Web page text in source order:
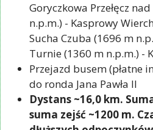
Goryczkowa Przełęcz
n.p.m.) - Kasprowy
Sucha Czuba (1696 m
Turnie (1360 m n.p.m.) -
Przejazd busem (płatne
do ronda Jana Pawła II
Dystans ~16,0 km.
suma zejść ~1200 m.